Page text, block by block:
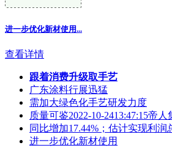
进一步优化新材使用...
查看详情
跟着消费升级取手艺
广东涂料行展迅猛
需加大绿色化手艺研发力度
质量可鉴2022-10-2413:47:15帝
同比增加17.44%；估计实现利润
进一步优化新材使用